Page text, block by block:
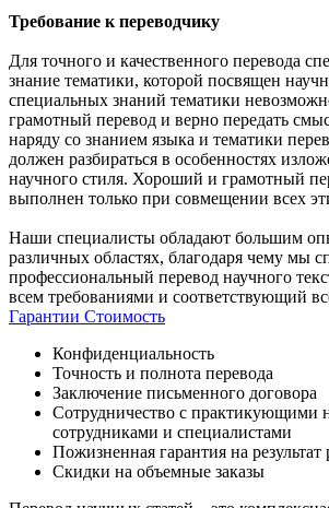
Требование к переводчику
Для точного и качественного перевода
знание тематики, которой посвящен
специальных знаний тематики
грамотный перевод и верно передать
наряду со знанием языка и тематики
должен разбираться в особенностях
научного стиля. Хороший и грамотный
выполнен только при совмещении всех
Наши специалисты обладают большим
различных областях, благодаря чему мы
профессиональный перевод научного
всем требованиями и соответствующий
Гарантии Стоимость
Конфиденциальность
Точность и полнота перевода
Заключение письменного договора
Сотрудничество с практикующими
сотрудниками и специалистами
Пожизненная гарантия на результат
Скидки на объемные заказы